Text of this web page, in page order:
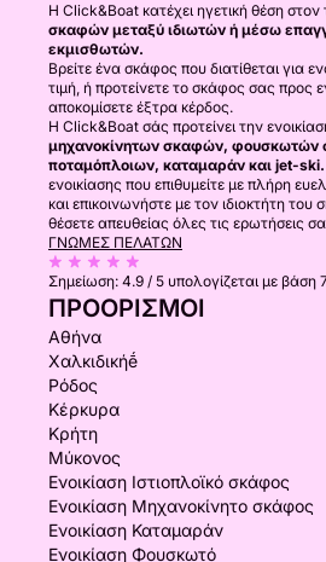
Η Click&Boat κατέχει ηγετική θέση στον
σκαφών μεταξύ ιδιωτών ή μέσω
εκμισθωτών.
Βρείτε ένα σκάφος που διατίθεται για
τιμή, ή προτείνετε το σκάφος σας προς
αποκομίσετε έξτρα κέρδος.
Η Click&Boat σάς προτείνει την
μηχανοκίνητων σκαφών, φουσκωτών
ποταμόπλοιων, καταμαράν και jet-ski.
ενοικίασης που επιθυμείτε με πλήρη
και επικοινωνήστε με τον ιδιοκτήτη
θέσετε απευθείας όλες τις ερωτήσεις
ΓΝΏΜΕΣ ΠΕΛΑΤΏΝ
Σημείωση: 4.9 / 5 υπολογίζεται με βάση
ΠΡΟΟΡΙΣΜΟΊ
Αθήνα
Χαλκιδικήḗ
Ρόδος
Κέρκυρα
Κρήτη
Μύκονος
Ενοικίαση Ιστιοπλοϊκό σκάφος
Ενοικίαση Μηχανοκίνητο σκάφος
Ενοικίαση Καταμαράν
Ενοικίαση Φουσκωτό